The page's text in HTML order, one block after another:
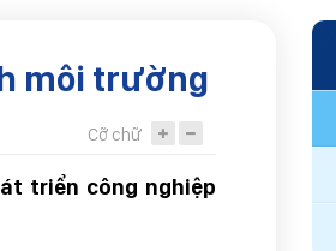
môi trường
Cỡ chữ
triển công nghiệp